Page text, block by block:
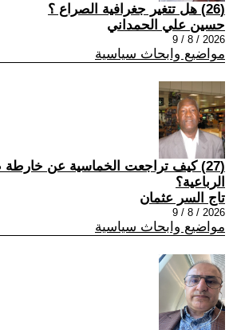
(26) هل تتغير جغرافية الصراع ؟
حسين علي الحمداني
2026 / 8 / 9
مواضيع وابحاث سياسية
(27) كيف تراجعت الخماسية عن
الرباعية؟
تاج السر عثمان
2026 / 8 / 9
مواضيع وابحاث سياسية